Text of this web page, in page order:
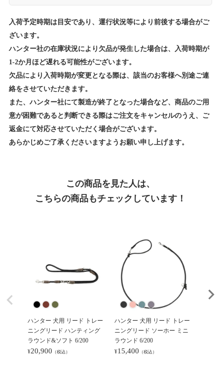
入荷予定時期は目安であり、運行状況等により前後する場合がご
ざいます。
ハンター社の在庫状況により欠品が発生した場合は、入荷時期が
1-2か月ほど遅れる可能性がございます。
欠品により入荷時期が変更となる際は、該当のお客様へ別途ご連
絡をさせていただきます。
また、ハンター社にて製造が終了となった場合など、商品のご用
意が困難であると判断できる際はご注文をキャンセルのうえ、ご
返金にて対応させていただく場合がございます。
あらかじめご了承くださいますようお願い申し上げます。
この商品を見た人は、
こちらの商品もチェックしています！
ハンター 犬用 リード トレー
ニングリード ハンティング
ラウンド&ソフト 6/200
¥20,900 （税込）
ハンター 犬用 リード トレー
ニングリード ソーホー ミニ
ラウンド 6/200
¥15,400 （税込）